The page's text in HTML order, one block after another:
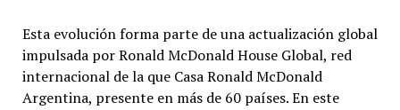
Esta evolución forma parte de una actualización global
impulsada por Ronald McDonald House Global, red
internacional de la que Casa Ronald McDonald
Argentina, presente en más de 60 países. En este